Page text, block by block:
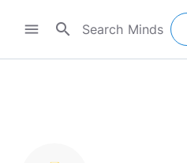
menu search